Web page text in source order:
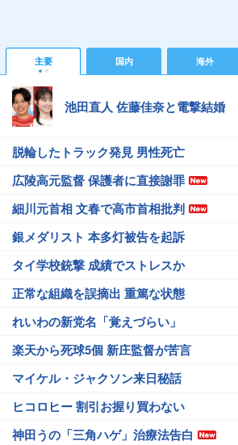
主要 国内 海外
池田直人 佐藤佳奈と電撃結婚
脱輪したトラック発見 男性死亡
広陵高元監督 保護者に直接謝罪
細川元首相 文春で高市首相批判
銀メダリスト 本多灯被告を起訴
タイ学校銃撃 成績でストレスか
正常な組織を誤摘出 重篤な状態
れいわの新党名「覚えづらい」
楽天から死球5個 新庄監督が苦言
マイケル・ジャクソン来日秘話
ヒコロヒー 割引お握り買わない
神田うの「三角ハゲ」治療法告白